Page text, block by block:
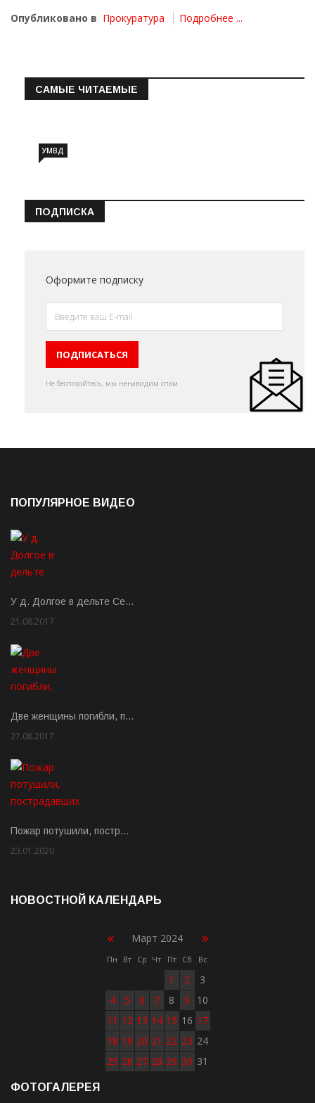
Опубликовано в Прокуратура Подробнее ...
САМЫЕ ЧИТАЕМЫЕ
УМВД
ПОДПИСКА
Оформите подписку
Не беспокойтесь, мы ненавидим спам
ПОПУЛЯРНОЕ ВИДЕО
У д. Долгое в дельте Се…
21.08.2017
Две женщины погибли, п…
27.08.2017
Пожар потушили, постр…
23.01.2020
НОВОСТНОЙ КАЛЕНДАРЬ
« Март 2024 »
Пн Вт Ср Чт Пт Сб Вс
1 2
3
4
5 6 7 8 9
10
11 12 13 14 15 16 17
18 19 20 21 22 23 24
25 26 27 28 29 30 31
ФОТОГАЛЕРЕЯ